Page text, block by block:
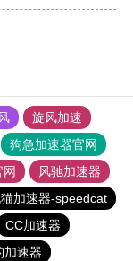
旋风加速
狗急加速器官网
风驰加速器
加速器-speedcat
CC加速器
加速器